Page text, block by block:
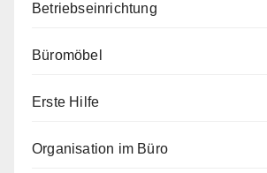
Betriebseinrichtung
Büromöbel
Erste Hilfe
Organisation im Büro